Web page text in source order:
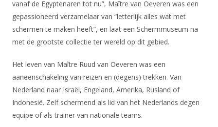
NK organiseren
Promotie en logo
vanaf de Egyptenaren tot nu”, Maître van Oeveren was een
gepassioneerd verzamelaar van “letterlijk alles wat met
schermen te maken heeft”, en laat een Schermmuseum na
met de grootste collectie ter wereld op dit gebied.
Het leven van Maître Ruud van Oeveren was een
aaneenschakeling van reizen en (degens) trekken. Van
Nederland naar Israël, Engeland, Amerika, Rusland of
Indonesië. Zelf schermend als lid van het Nederlands degen
equipe of als trainer van nationale teams.